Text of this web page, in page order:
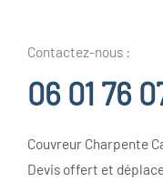
Contactez-nous :
06 01 76
Couvreur Charpente
Devis offert et